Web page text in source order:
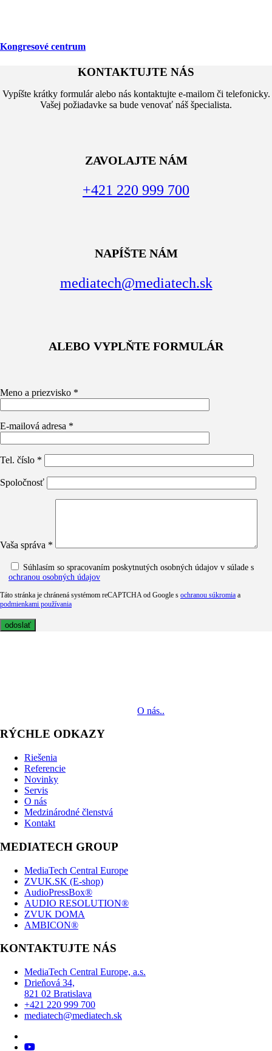
Kongresové centrum
KONTAKTUJTE NÁS
Vypíšte krátky formulár alebo nás kontaktujte e-mailom či telefonicky.
Vašej požiadavke sa bude venovať náš špecialista.
ZAVOLAJTE NÁM
+421 220 999 700
NAPÍŠTE NÁM
mediatech@mediatech.sk
ALEBO VYPLŇTE FORMULÁR
Meno a priezvisko *
E-mailová adresa *
Tel. číslo *
Spoločnosť
Vaša správa *
Súhlasím so spracovaním poskytnutých osobných údajov v súlade s
ochranou osobných údajov
Táto stránka je chránená systémom reCAPTCHA od Google s ochranou súkromia a
podmienkami používania
O nás..
RÝCHLE ODKAZY
Riešenia
Referencie
Novinky
Servis
O nás
Medzinárodné členstvá
Kontakt
MEDIATECH GROUP
MediaTech Central Europe
ZVUK.SK (E-shop)
AudioPressBox®
AUDIO RESOLUTION®
ZVUK DOMA
AMBICON®
KONTAKTUJTE NÁS
MediaTech Central Europe, a.s.
Drieňová 34,
821 02 Bratislava
+421 220 999 700
mediatech@mediatech.sk